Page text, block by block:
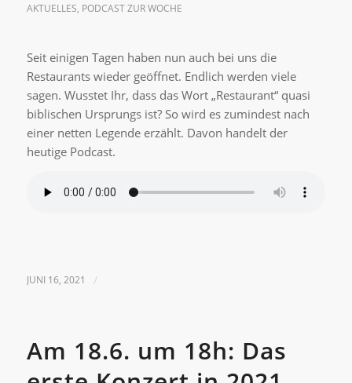
AKTUELLES, PODCAST ZUR WOCHE
Seit einigen Tagen haben nun auch bei uns die
Restaurants wieder geöffnet. Endlich werden viele
sagen. Wusstet Ihr, dass das Wort „Restaurant“ quasi
biblischen Ursprungs ist? So wird es zumindest nach
einer netten Legende erzählt. Davon handelt der
heutige Podcast.
JUNI 16, 2021 /
Am 18.6. um 18h: Das